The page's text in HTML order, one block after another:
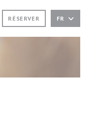
FENÊTRE))
RÉSERVER FR